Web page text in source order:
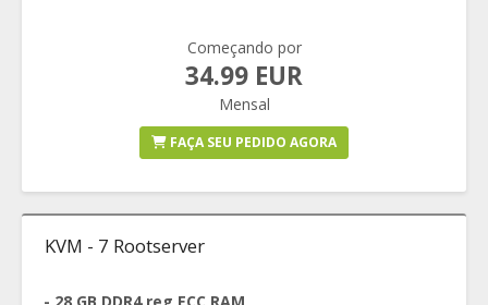
Começando por
34.99 EUR
Mensal
FAÇA SEU PEDIDO AGORA
KVM - 7 Rootserver